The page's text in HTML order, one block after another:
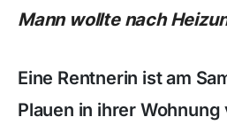
Mann wollte nach
Eine Rentnerin ist am
Plauen in ihrer Wohnung